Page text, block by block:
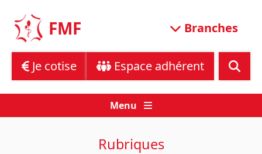
content
FMF Branches
Je cotise Espace adhérent
Menu
Rubriques